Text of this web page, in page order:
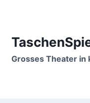
Grosses Theater in